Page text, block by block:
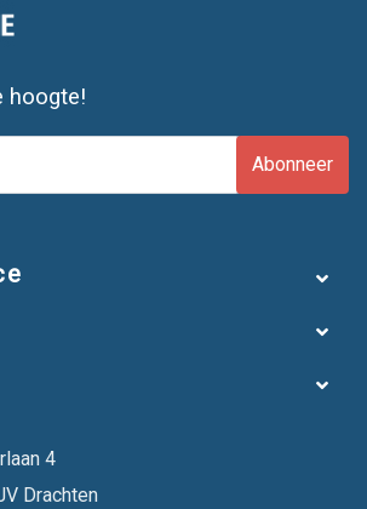
hoogte!
Abonneer
4
Drachten